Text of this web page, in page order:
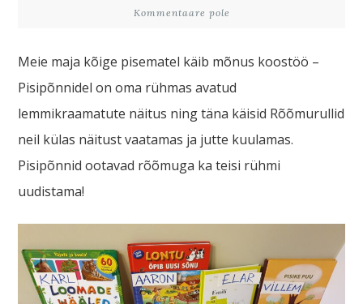
Kommentaare pole
Meie maja kõige pisematel käib mõnus koostöö –
Pisipõnnidel on oma rühmas avatud
lemmikraamatute näitus ning täna käisid Rõõmurullid
neil külas näitust vaatamas ja jutte kuulamas.
Pisipõnnid ootavad rõõmuga ka teisi rühmi
uudistama!